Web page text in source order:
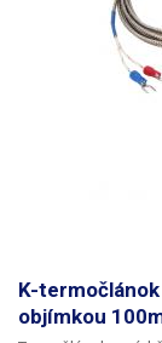
K-
objímkou